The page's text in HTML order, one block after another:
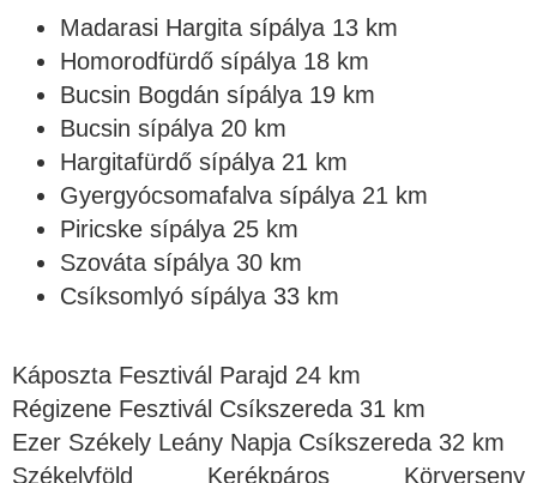
Madarasi Hargita sípálya 13 km
Homorodfürdő sípálya 18 km
Bucsin Bogdán sípálya 19 km
Bucsin sípálya 20 km
Hargitafürdő sípálya 21 km
Gyergyócsomafalva sípálya 21 km
Piricske sípálya 25 km
Szováta sípálya 30 km
Csíksomlyó sípálya 33 km
Káposzta Fesztivál Parajd 24 km
Régizene Fesztivál Csíkszereda 31 km
Ezer Székely Leány Napja Csíkszereda 32 km
Székelyföld Kerékpáros Körverseny